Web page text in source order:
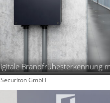
Brandfrühesterkennung
GmbH